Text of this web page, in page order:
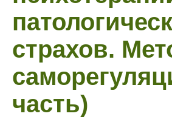
страхов.
часть)